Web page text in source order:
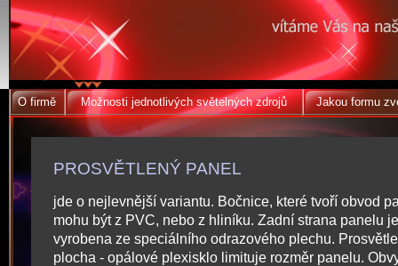
O firmě Možnosti jednotlivých světelných zdrojů Jakou formu
PROSVĚTLENÝ PANEL
jde o nejlevnější variantu. Bočnice, které tvoří obvod
mohu být z PVC, nebo z hliníku. Zadní strana panelu je
vyrobena ze speciálního odrazového plechu.
plocha - opálové plexisklo limituje rozměr panelu.